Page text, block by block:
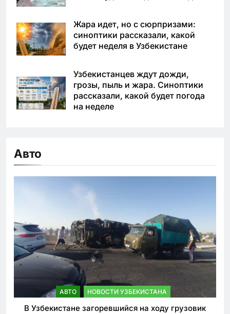
Жара идет, но с сюрпризами:
синоптики рассказали, какой
будет неделя в Узбекистане
Узбекистанцев ждут дожди,
грозы, пыль и жара. Синоптики
рассказали, какой будет погода
на неделе
Авто
АВТО НОВОСТИ УЗБЕКИСТАНА
В Узбекистане загоревшийся на ходу грузовик